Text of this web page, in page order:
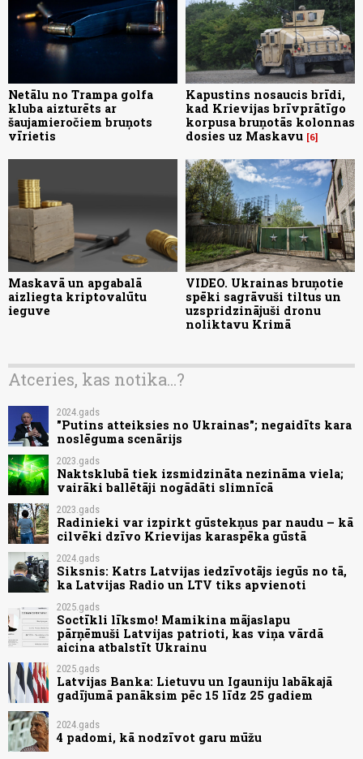
Netālu no Trampa golfa
kluba aizturēts ar
šaujamieročiem bruņots
vīrietis
Kapustins nosaucis brīdi,
kad Krievijas brīvprātīgo
korpusa bruņotās kolonnas
dosies uz Maskavu 6
Maskavā un apgabalā
aizliegta kriptovalūtu
ieguve
VIDEO. Ukrainas bruņotie
spēki sagrāvuši tiltus un
uzspridzinājuši dronu
noliktavu Krimā
Atceries, kas notika...?
2024.gads
"Putins atteiksies no Ukrainas"; negaidīts kara
noslēguma scenārijs
2023.gads
Naktsklubā tiek izsmidzināta nezināma viela;
vairāki ballētāji nogādāti slimnīcā
2023.gads
Radinieki var izpirkt gūstekņus par naudu – kā
cilvēki dzīvo Krievijas karaspēka gūstā
2024.gads
Siksnis: Katrs Latvijas iedzīvotājs iegūs no tā,
ka Latvijas Radio un LTV tiks apvienoti
2025.gads
Soctīkli līksmo! Mamikina mājaslapu
pārņēmuši Latvijas patrioti, kas viņa vārdā
aicina atbalstīt Ukrainu
2025.gads
Latvijas Banka: Lietuvu un Igauniju labākajā
gadījumā panāksim pēc 15 līdz 25 gadiem
2024.gads
4 padomi, kā nodzīvot garu mūžu